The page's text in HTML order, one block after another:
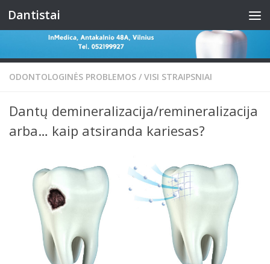
Skip to content
Dantistai
ODONTOLOGINĖS PROBLEMOS / VISI STRAIPSNIAI
Dantų demineralizacija/remineralizacija
arba… kaip atsiranda kariesas?